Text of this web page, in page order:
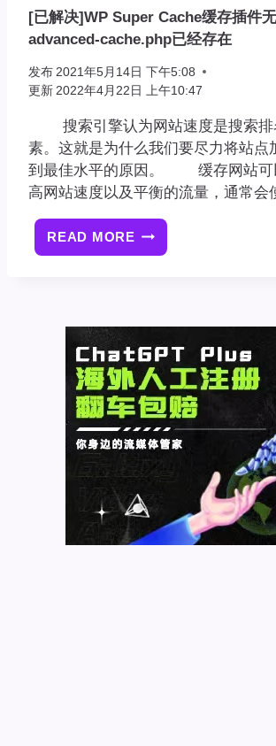
[已解决]WP Super Cache缓存插件
advanced-cache.php已经存在
发布 2021年5月14日 下午5:08
更新 2022年4月22日 上午10:47
搜索引擎认为网站速度是搜索排
素。这就是为什么我们要尽力将站点
到最佳水平的原因。 缓存网站可
高网站速度以及平衡的流量，通常会
READ MORE [已
解
存
插
件
无
法
安
装
ADVANCED-
CACHE.PHP
已
经